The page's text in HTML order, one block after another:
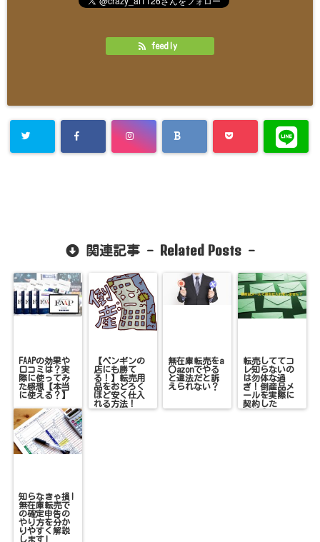
feedly
関連記事 - Related Posts-
FAAPの効果や
口コミは？実
際に使ってみ
た感想【本当
に使える？】
【ペンギンの
店にも勝て
る！】転売用
品をおどろく
ほど安く仕入
れる方法！
無在庫転売をa
〇azonでやる
と違法だと訴
えられない？
転売しててコ
レ知らないの
は勿体な過
ぎ！倒産品メ
ールを実際に
契約した
ら！？
知らなきゃ損!
無在庫転売で
の確定申告の
やり方を分か
りやすく解説
します!